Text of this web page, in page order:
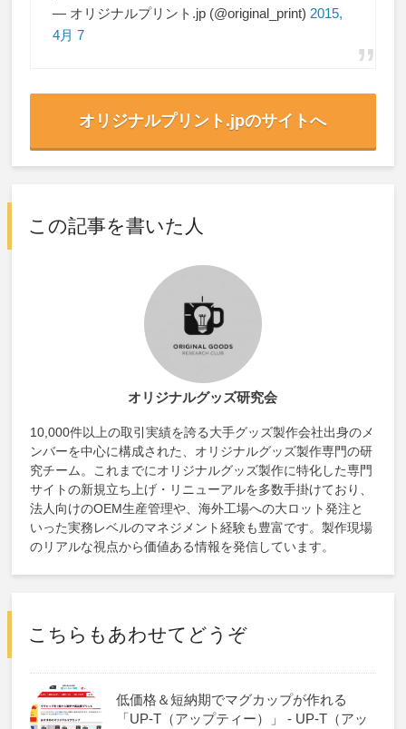
— オリジナルプリント.jp (@original_print) 2015,
4月 7
オリジナルプリント.jpのサイトへ
この記事を書いた人
オリジナルグッズ研究会
10,000件以上の取引実績を誇る大手グッズ製作会社出身のメ
ンバーを中心に構成された、オリジナルグッズ製作専門の研
究チーム。これまでにオリジナルグッズ製作に特化した専門
サイトの新規立ち上げ・リニューアルを多数手掛けており、
法人向けのOEM生産管理や、海外工場への大ロット発注と
いった実務レベルのマネジメント経験も豊富です。製作現場
のリアルな視点から価値ある情報を発信しています。
こちらもあわせてどうぞ
低価格＆短納期でマグカップが作れる
「UP-T（アップティー）」 - UP-T（アッ